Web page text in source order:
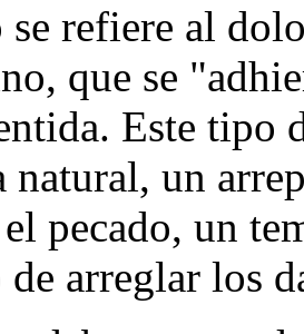
se refiere al
que se
Este tipo
natural, un
pecado, un
de arreglar los